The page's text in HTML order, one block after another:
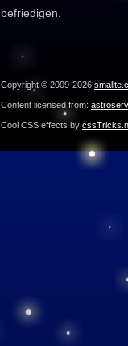
befriedigen.
Copyright © 2009-2026
Content licensed from:
Cool CSS effects by